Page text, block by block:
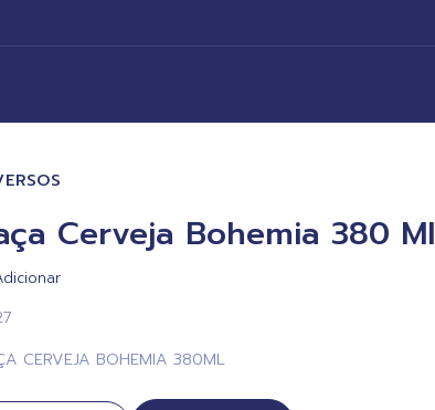
Cerveja Bohemia 380 Ml
CERVEJA BOHEMIA 380ML